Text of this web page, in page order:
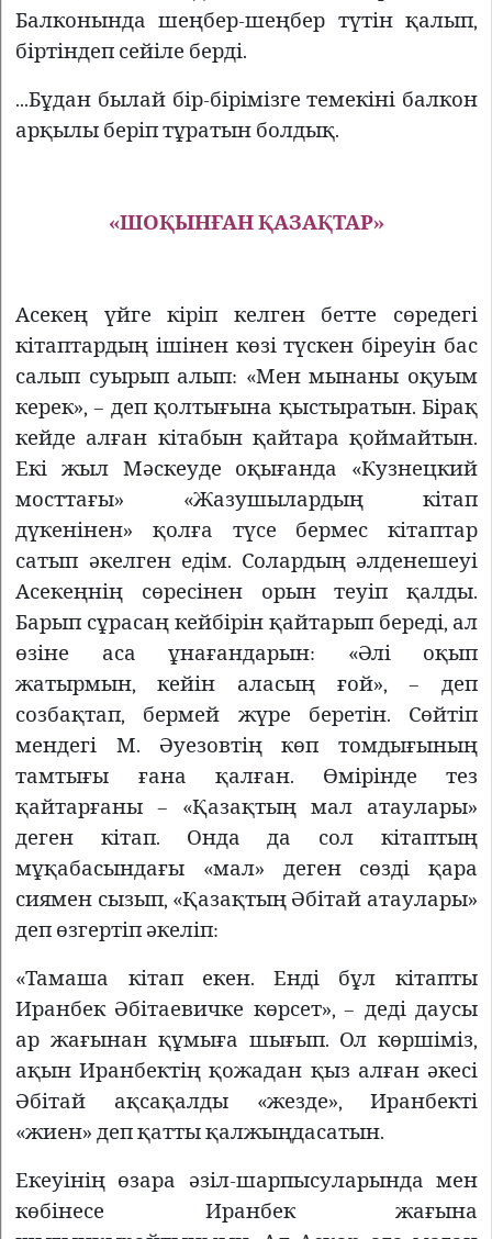
Балконында шеңбер-шеңбер түтін қалып,
біртіндеп сейіле берді.
...Бұдан былай бір-бірімізге темекіні балкон
арқылы беріп тұратын болдық.
«ШОҚЫНҒАН ҚАЗАҚТАР»
Асекең үйге кіріп келген бетте сөредегі
кітаптардың ішінен көзі түскен біреуін бас
салып суырып алып: «Мен мынаны оқуым
керек», – деп қолтығына қыстыратын. Бірақ
кейде алған кітабын қайтара қоймайтын.
Екі жыл Мәскеуде оқығанда «Кузнецкий
мосттағы» «Жазушылардың кітап
дүкенінен» қолға түсе бермес кітаптар
сатып әкелген едім. Солардың әлденешеуі
Асекеңнің сөресінен орын теуіп қалды.
Барып сұрасаң кейбірін қайтарып береді, ал
өзіне аса ұнағандарын: «Әлі оқып
жатырмын, кейін аласың ғой», – деп
созбақтап, бермей жүре беретін. Сөйтіп
мендегі М. Әуезовтің көп томдығының
тамтығы ғана қалған. Өмірінде тез
қайтарғаны – «Қазақтың мал атаулары»
деген кітап. Онда да сол кітаптың
мұқабасындағы «мал» деген сөзді қара
сиямен сызып, «Қазақтың Әбітай атаулары»
деп өзгертіп әкеліп:
«Тамаша кітап екен. Енді бұл кітапты
Иранбек Әбітаевичке көрсет», – деді даусы
ар жағынан құмыға шығып. Ол көршіміз,
ақын Иранбектің қожадан қыз алған әкесі
Әбітай ақсақалды «жезде», Иранбекті
«жиен» деп қатты қалжыңдасатын.
Екеуінің өзара әзіл-шарпысуларында мен
көбінесе Иранбек жағына